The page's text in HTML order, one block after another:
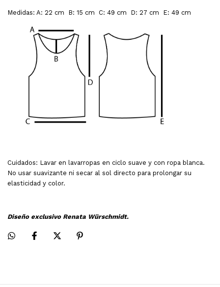
Medidas: A: 22 cm B: 15 cm C: 49 cm D: 27 cm E: 49 cm
Cuidados: Lavar en lavarropas en ciclo suave y con ropa blanca.
No usar suavizante ni secar al sol directo para prolongar su
elasticidad y color.
Diseño exclusivo Renata Würschmidt.